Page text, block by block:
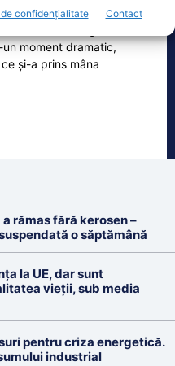
confidențialitate Contact
moment dramatic,
și-a prins mâna
rămas fără kerosen –
o săptămână
la UE, dar sunt
vieții, sub media
pentru criza energetică.
industrial